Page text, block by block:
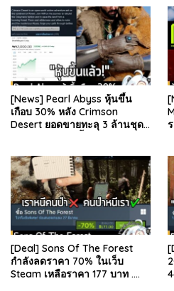
[News] Pearl Abyss หุ้นขึ้น
เกือบ 30% หลัง Crimson
Desert ยอดขายทะลุ 3 ล้านชุด
[Deal] Sons Of The Forest
กำลังลดราคา 70% ในเว็บ
Steam เหลือราคา 177 บาท .